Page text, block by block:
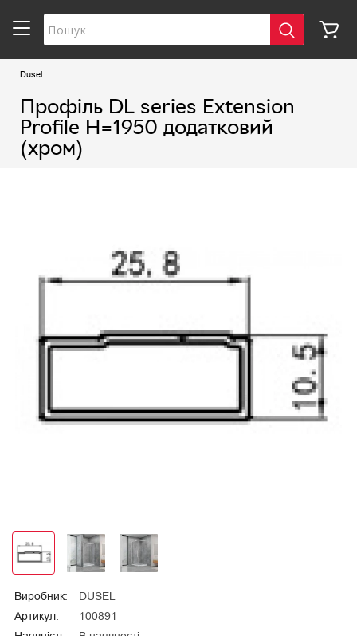
Dusel
Профіль DL series Extension
Profile Н=1950 додатковий
(хром)
Виробник:
DUSEL
Артикул:
100891